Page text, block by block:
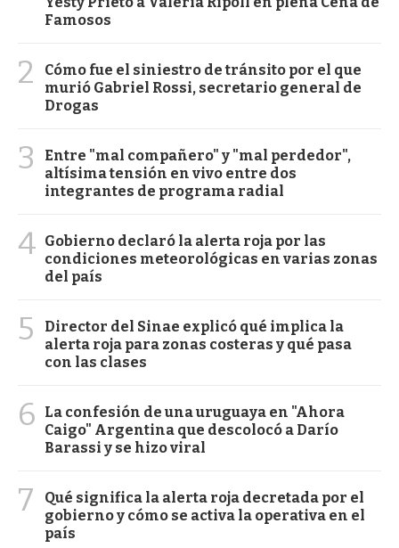
Famosos
2
Cómo fue el siniestro de tránsito por el que
murió Gabriel Rossi, secretario general de
Drogas
3
Entre "mal compañero" y "mal perdedor",
altísima tensión en vivo entre dos
integrantes de programa radial
4 Gobierno declaró la alerta roja por las
condiciones meteorológicas en varias zonas
del país
5
Director del Sinae explicó qué implica la
alerta roja para zonas costeras y qué pasa
con las clases
6
La confesión de una uruguaya en "Ahora
Caigo" Argentina que descolocó a Darío
Barassi y se hizo viral
7
Qué significa la alerta roja decretada por el
gobierno y cómo se activa la operativa en el
país